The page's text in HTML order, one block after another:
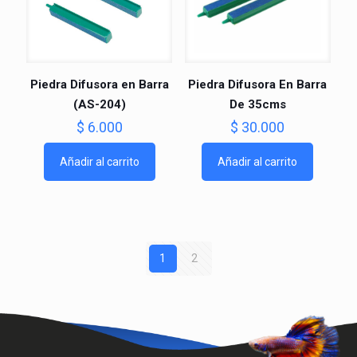
Piedra Difusora en Barra
(AS-204)
$ 6.000
Añadir al carrito
Piedra Difusora En Barra
De 35cms
$ 30.000
Añadir al carrito
1 2